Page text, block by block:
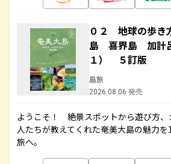
０２ 地球の歩
島 喜界島 加計
１） ５訂版
島旅
2026.08.06 発売
ようこそ！ 絶景スポットから遊び方、
人たちが教えてくれた奄美大島の魅力
旅へ。